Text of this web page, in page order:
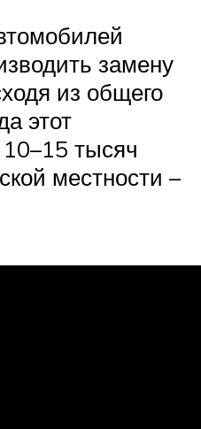
замену
из общего
этот
тысяч
местности –